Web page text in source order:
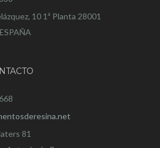
10 1ª Planta 28001
81